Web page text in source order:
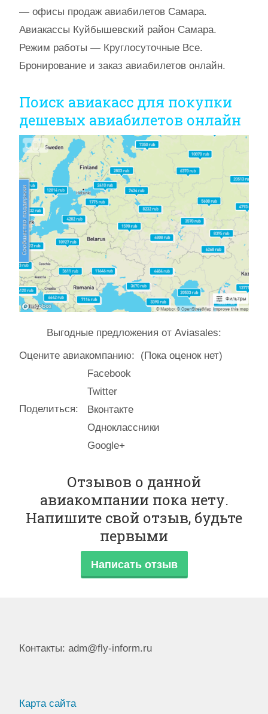
— офисы продаж авиабилетов Самара.
Авиакассы Куйбышевский район Самара.
Режим работы — Круглосуточные Все.
Бронирование и заказ авиабилетов онлайн.
Поиск авиакасс для покупки
дешевых авиабилетов онлайн
Выгодные предложения от Aviasales:
Оцените авиакомпанию: (Пока оценок нет)
Поделиться:
Facebook
Twitter
Вконтакте
Одноклассники
Google+
Отзывов о данной
авиакомпании пока нету.
Напишите свой отзыв, будьте
первыми
Написать отзыв
Контакты: adm@fly-inform.ru
Карта сайта